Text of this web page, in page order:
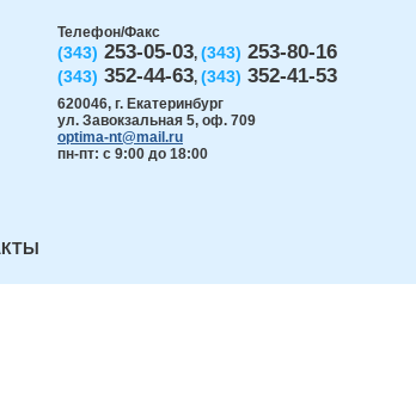
Телефон/Факс
(343) 253-05-03, (343) 253-80-16
(343) 352-44-63, (343) 352-41-53
620046, г. Екатеринбург
ул. Завокзальная 5, оф. 709
optima-nt@mail.ru
пн-пт: с 9:00 до 18:00